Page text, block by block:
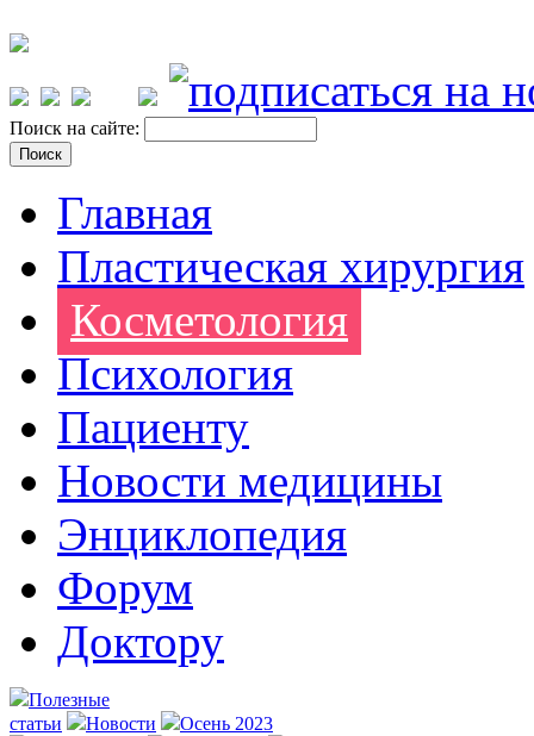
Поиск на сайте:
Главная
Пластическая хирургия
Косметология
Психология
Пациенту
Новости медицины
Энциклопедия
Форум
Доктору
Полезные
статьи
Новости
Осень 2023